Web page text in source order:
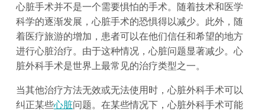
心脏手术并不是一个需要惧怕的手术。随着技术和医学
科学的逐渐发展，心脏手术的恐惧得以减少。此外，随
着医疗旅游的增加，患者可以在他们信任和希望的地方
进行心脏治疗。由于这种情况，心脏问题显著减少。心
脏外科手术是世界上最常见的治疗类型之一。
当其他治疗方法无效或无法使用时，心脏外科手术可以
纠正某些心脏问题。在某些情况下，心脏外科手术可能